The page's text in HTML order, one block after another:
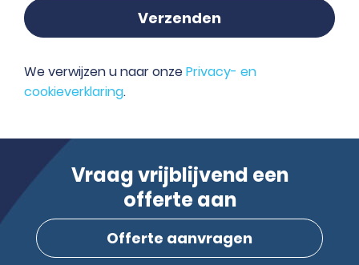
Verzenden
We verwijzen u naar onzePrivacy- en
cookieverklaring.
Vraag vrijblijvend een
offerte aan
Offerte aanvragen